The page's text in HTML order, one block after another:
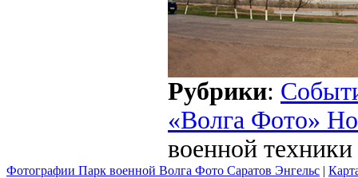
Рубрики:
«Волга Фото»
военной техники
Фотографии Парк военной Волга Фото Саратов Энгельс |